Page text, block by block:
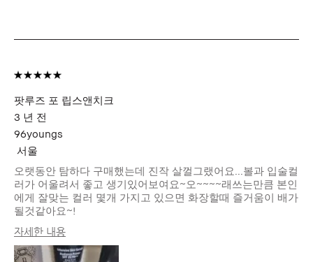
팟루즈 포 립스앤치크
3 년 전
96youngs
서울
오랫동안 탐하다 구매했는데 진작 살껄그랬어요...볼과 입술컬
러가 어울려서 좋고 생기있어보여요~오~~~~래쓰는만큼 본인
에게 잘맞는 컬러 몇개 가지고 있으면 화장할때 즐거움이 배가
될것같아요~!
자세한 내용
피부 타입
지성